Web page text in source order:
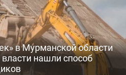
в Мурманской области
нашли способ